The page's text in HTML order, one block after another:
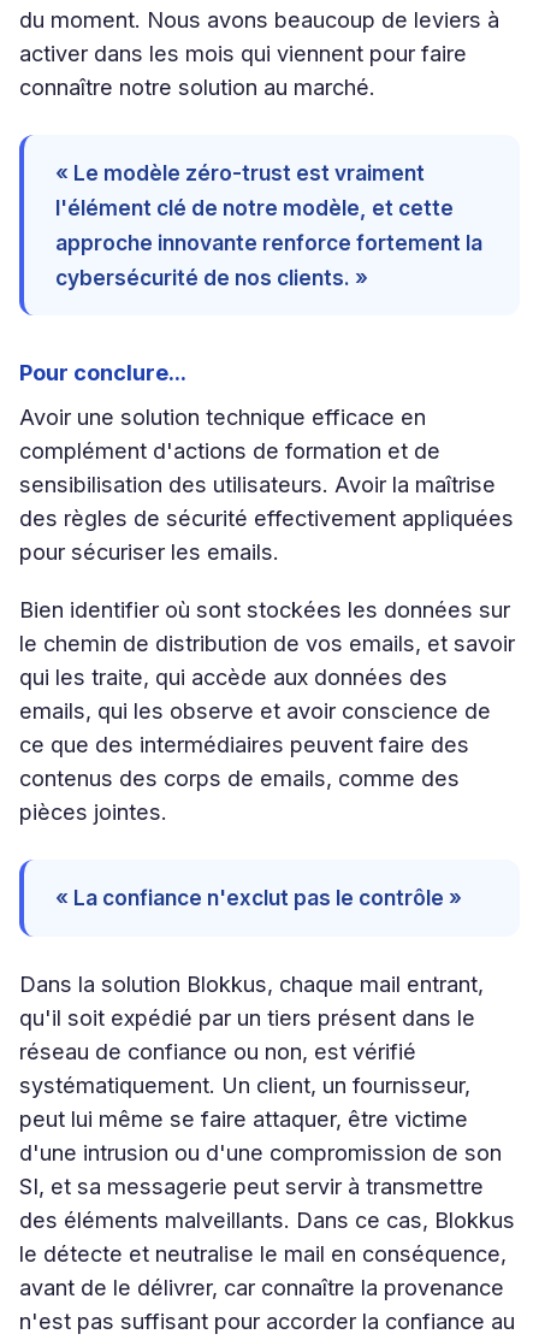
du moment. Nous avons beaucoup de leviers à
activer dans les mois qui viennent pour faire
connaître notre solution au marché.
« Le modèle zéro-trust est vraiment
l'élément clé de notre modèle, et cette
approche innovante renforce fortement la
cybersécurité de nos clients. »
Pour conclure...
Avoir une solution technique efficace en
complément d'actions de formation et de
sensibilisation des utilisateurs. Avoir la maîtrise
des règles de sécurité effectivement appliquées
pour sécuriser les emails.
Bien identifier où sont stockées les données sur
le chemin de distribution de vos emails, et savoir
qui les traite, qui accède aux données des
emails, qui les observe et avoir conscience de
ce que des intermédiaires peuvent faire des
contenus des corps de emails, comme des
pièces jointes.
« La confiance n'exclut pas le contrôle »
Dans la solution Blokkus, chaque mail entrant,
qu'il soit expédié par un tiers présent dans le
réseau de confiance ou non, est vérifié
systématiquement. Un client, un fournisseur,
peut lui même se faire attaquer, être victime
d'une intrusion ou d'une compromission de son
SI, et sa messagerie peut servir à transmettre
des éléments malveillants. Dans ce cas, Blokkus
le détecte et neutralise le mail en conséquence,
avant de le délivrer, car connaître la provenance
n'est pas suffisant pour accorder la confiance au